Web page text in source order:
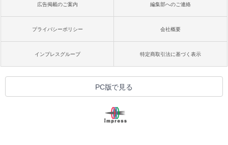
広告掲載のご案内 編集部へのご連絡
プライバシーポリシー 会社概要
インプレスグループ 特定商取引法に基づく表示
PC版で見る